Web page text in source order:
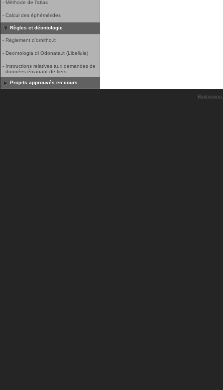
- Méthode de l'atlas
- Calcul des éphémérides
Règles et déontologie
- Réglement d'ornitho.it
- Deontologia di Odonata.it (Libellule)
- Instructions relatives aux demandes de
données émanant de tiers
Projets approuvés en cours
Biolovision